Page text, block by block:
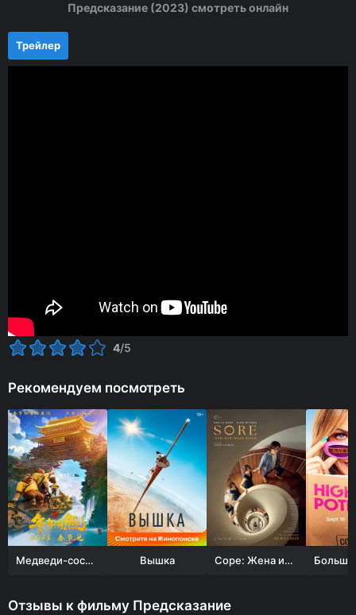
Предсказание (2023) смотреть онлайн
Трейлер
4/5
Рекомендуем посмотреть
Медведи-соседи: Скрытый защитник Вышка Соре: Жена из будущего
Отзывы к фильму Предсказание